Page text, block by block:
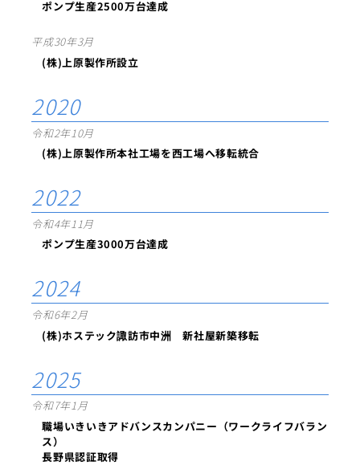
ポンプ生産2500万台達成
平成30年3月
(株)上原製作所設立
2020
令和2年10月
(株)上原製作所本社工場を西工場へ移転統合
2022
令和4年11月
ポンプ生産3000万台達成
2024
令和6年2月
(株)ホステック諏訪市中洲 新社屋新築移転
2025
令和7年1月
職場いきいきアドバンスカンパニー（ワークライフバラン
ス）
長野県認証取得